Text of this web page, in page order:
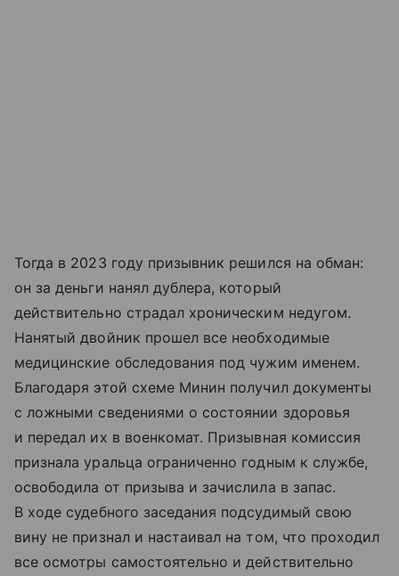
Тогда в 2023 году призывник решился на обман:
он за деньги нанял дублера, который
действительно страдал хроническим недугом.
Нанятый двойник прошел все необходимые
медицинские обследования под чужим именем.
Благодаря этой схеме Минин получил документы
с ложными сведениями о состоянии здоровья
и передал их в военкомат. Призывная комиссия
признала уральца ограниченно годным к службе,
освободила от призыва и зачислила в запас.
В ходе судебного заседания подсудимый свою
вину не признал и настаивал на том, что проходил
все осмотры самостоятельно и действительно